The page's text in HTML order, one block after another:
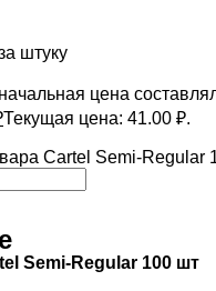
штуку
цена
Текущая цена: 41.00 ₽.
Cartel Semi-Regular
Semi-Regular 100 шт